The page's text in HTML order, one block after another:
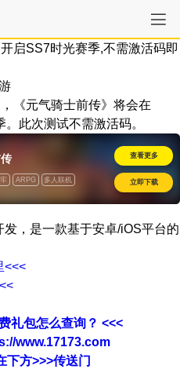
启SS7时光赛季,不需激活码即
《元气骑士前传》将会在
此次测试不需激活码。
ARPG
多人联机
查看更多
立即下载
发，是一款基于安卓/iOS平台的
<<<
礼包怎么查询？ <<<
www.17173.com
下方>>>传送门